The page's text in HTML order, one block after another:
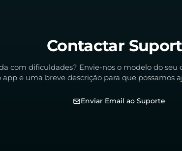
Contactar
com dificuldades? Envie-nos o modelo do seu
app e uma breve descrição para que possamos
Enviar Email ao Suporte